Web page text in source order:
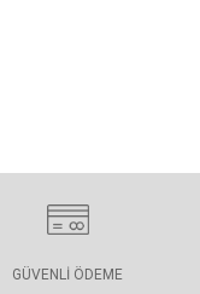
GÜVENLI ÖDEME